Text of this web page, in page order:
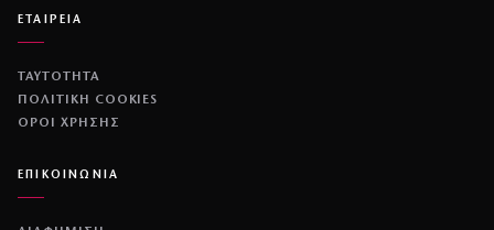
ΕΤΑΙΡΕΙΑ
ΤΑΥΤΟΤΗΤΑ
ΠΟΛΙΤΙΚΉ COOKIES
ΌΡΟΙ ΧΡΉΣΗΣ
ΕΠΙΚΟΙΝΩΝΙΑ